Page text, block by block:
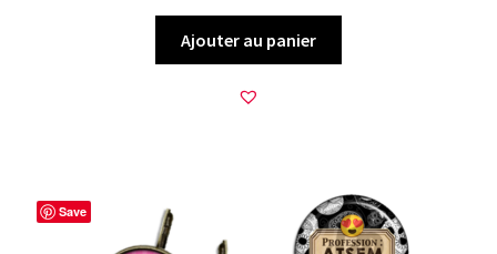
Ajouter au panier
Save